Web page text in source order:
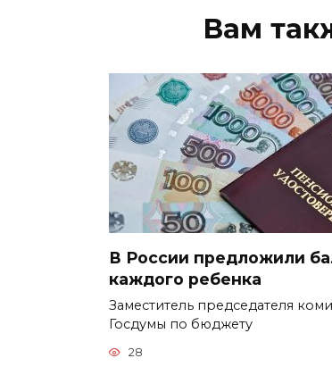
Вам
В России предложили
каждого ребенка
Заместитель председателя
Госдумы по бюджету
28